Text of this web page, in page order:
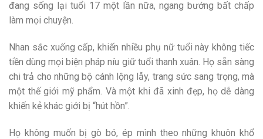
đang sống lại tuổi 17 một lần nữa, ngang bướng bất chấp
làm mọi chuyện.
Nhan sắc xuống cấp, khiến nhiều phụ nữ tuổi này không tiếc
tiền dùng mọi biện pháp níu giữ tuổi thanh xuân. Họ sẵn sàng
chi trả cho những bộ cánh lộng lẫy, trang sức sang trọng, mà
một thế giới mỹ phẩm. Và một khi đã xinh đẹp, họ dễ dàng
khiến kẻ khác giới bị “hút hồn”.
Họ không muốn bị gò bó, ép mình theo những khuôn khổ